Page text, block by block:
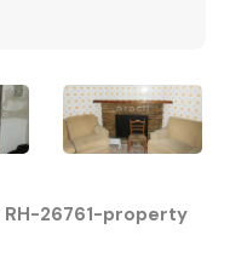
RH-26761-property